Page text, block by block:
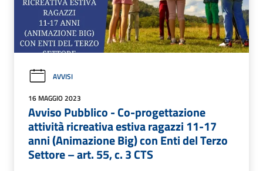
AVVISI
16 MAGGIO 2023
Avviso Pubblico - Co-progettazione
attività ricreativa estiva ragazzi 11-17
anni (Animazione Big) con Enti del Terzo
Settore – art. 55, c. 3 CTS